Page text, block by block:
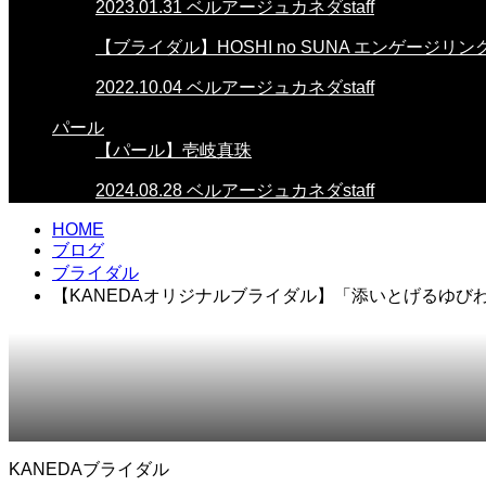
2023.01.31 ベルアージュカネダstaff
【ブライダル】HOSHI no SUNA エンゲージリン
2022.10.04 ベルアージュカネダstaff
パール
【パール】壱岐真珠
2024.08.28 ベルアージュカネダstaff
HOME
ブログ
ブライダル
【KANEDAオリジナルブライダル】「添いとげるゆび
KANEDAブライダル